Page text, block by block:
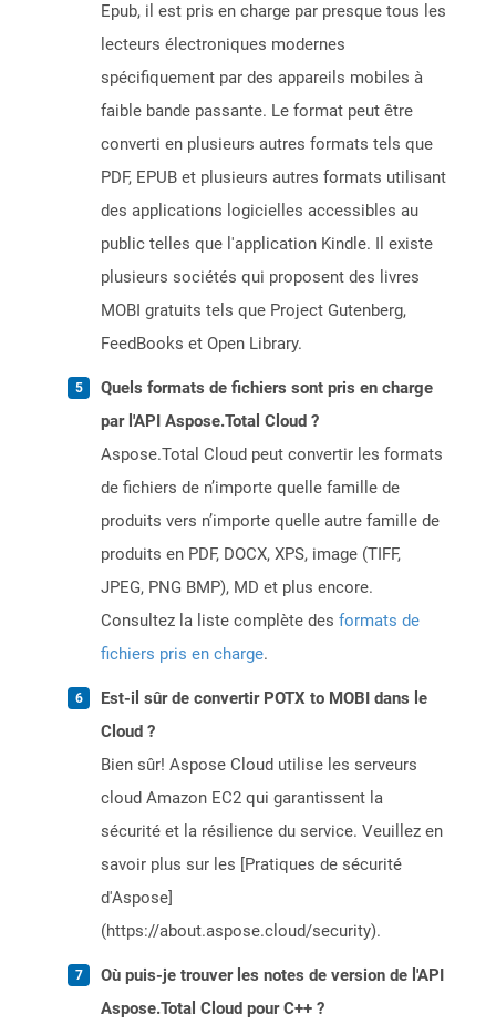
Epub, il est pris en charge par presque tous les
lecteurs électroniques modernes
spécifiquement par des appareils mobiles à
faible bande passante. Le format peut être
converti en plusieurs autres formats tels que
PDF, EPUB et plusieurs autres formats utilisant
des applications logicielles accessibles au
public telles que l'application Kindle. Il existe
plusieurs sociétés qui proposent des livres
MOBI gratuits tels que Project Gutenberg,
FeedBooks et Open Library.
Quels formats de fichiers sont pris en charge
par l'API Aspose.Total Cloud ?
Aspose.Total Cloud peut convertir les formats
de fichiers de n’importe quelle famille de
produits vers n’importe quelle autre famille de
produits en PDF, DOCX, XPS, image (TIFF,
JPEG, PNG BMP), MD et plus encore.
Consultez la liste complète des formats de
fichiers pris en charge.
Est-il sûr de convertir POTX to MOBI dans le
Cloud ?
Bien sûr! Aspose Cloud utilise les serveurs
cloud Amazon EC2 qui garantissent la
sécurité et la résilience du service. Veuillez en
savoir plus sur les [Pratiques de sécurité
d'Aspose]
(https://about.aspose.cloud/security).
Où puis-je trouver les notes de version de l'API
Aspose.Total Cloud pour C++ ?